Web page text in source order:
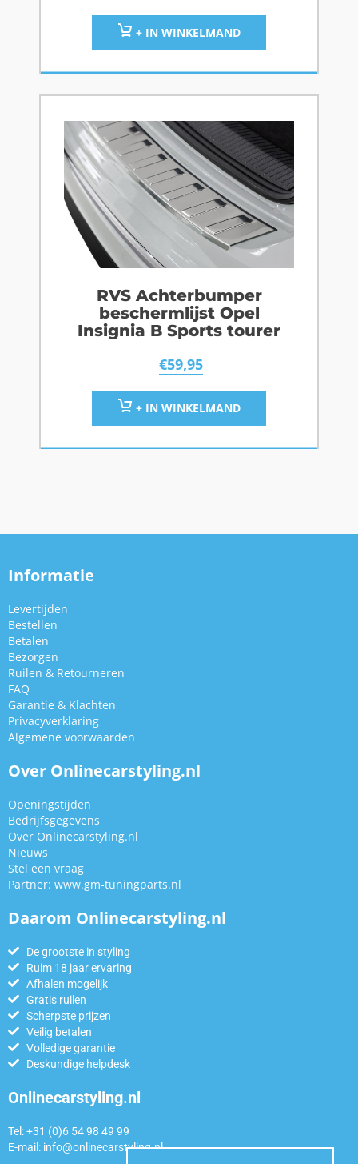
+ IN WINKELMAND
RVS Achterbumper
beschermlijst Opel
Insignia B Sports tourer
€59,95
+ IN WINKELMAND
Informatie
Levertijden
Bestellen
Betalen
Bezorgen
Ruilen & Retourneren
FAQ
Garantie & Klachten
Privacyverklaring
Algemene voorwaarden
Over Onlinecarstyling.nl
Openingstijden
Bedrijfsgegevens
Over Onlinecarstyling.nl
Nieuws
Stel een vraag
Partner: www.gm-tuningparts.nl
Daarom Onlinecarstyling.nl
De grootste in styling
Ruim 18 jaar ervaring
Afhalen mogelijk
Gratis ruilen
Scherpste prijzen
Veilig betalen
Volledige garantie
Deskundige helpdesk
Onlinecarstyling.nl
Tel: +31 (0)6 54 98 49 99
E-mail: info@onlinecarstyling.nl